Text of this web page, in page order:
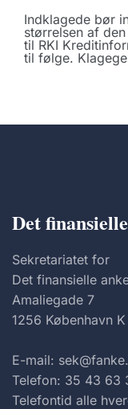
Indklagede bør
størrelsen af
til RKI
til følge.
Det
Sekretariatet for
Det finansielle
Amaliegade 7
1256 København K
E-mail:
Telefon: 35 43 63
Telefontid alle